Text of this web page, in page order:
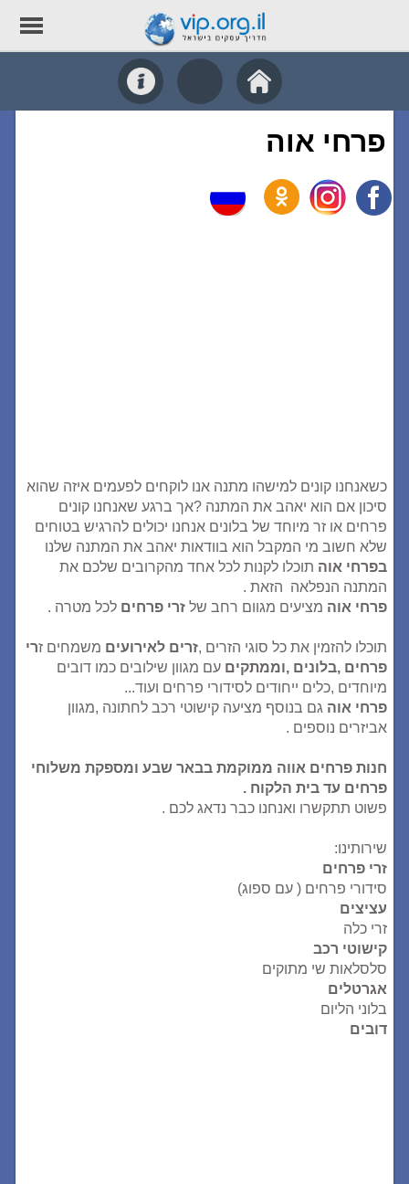
פרחי אוה
כשאנחנו קונים למישהו מתנה אנו לוקחים לפעמים איזה שהוא
סיכון אם הוא יאהב את המתנה ?אך ברגע שאנחנו קונים
פרחים או זר מיוחד של בלונים אנחנו יכולים להרגיש בטוחים
שלא חשוב מי המקבל הוא בוודאות יאהב את המתנה שלנו
בפרחי אוה תוכלו לקנות לכל אחד מהקרובים שלכם את
המתנה הנפלאה הזאת .
פרחי אוה מציעים מגוום רחב של זרי פרחים לכל מטרה .
תוכלו להזמין את כל סוגי הזרים ,זרים לאירועים משמחים זרי
פרחים ,בלונים ,וממתקים עם מגוון שילובים כמו דובים
מיוחדים ,כלים ייחודים לסידורי פרחים ועוד...
פרחי אוה גם בנוסף מציעה קישוטי רכב לחתונה ,מגוון
אביזרים נוספים .
חנות פרחים אווה ממוקמת בבאר שבע ומספקת משלוחי
פרחים עד בית הלקוח .
פשוט תתקשרו ואנחנו כבר נדאג לכם .
שירותינו:
זרי פרחים
סידורי פרחים ( עם ספוג)
עציצים
זרי כלה
קישוטי רכב
סלסלאות שי מתוקים
אגרטלים
בלוני הליום
דובים